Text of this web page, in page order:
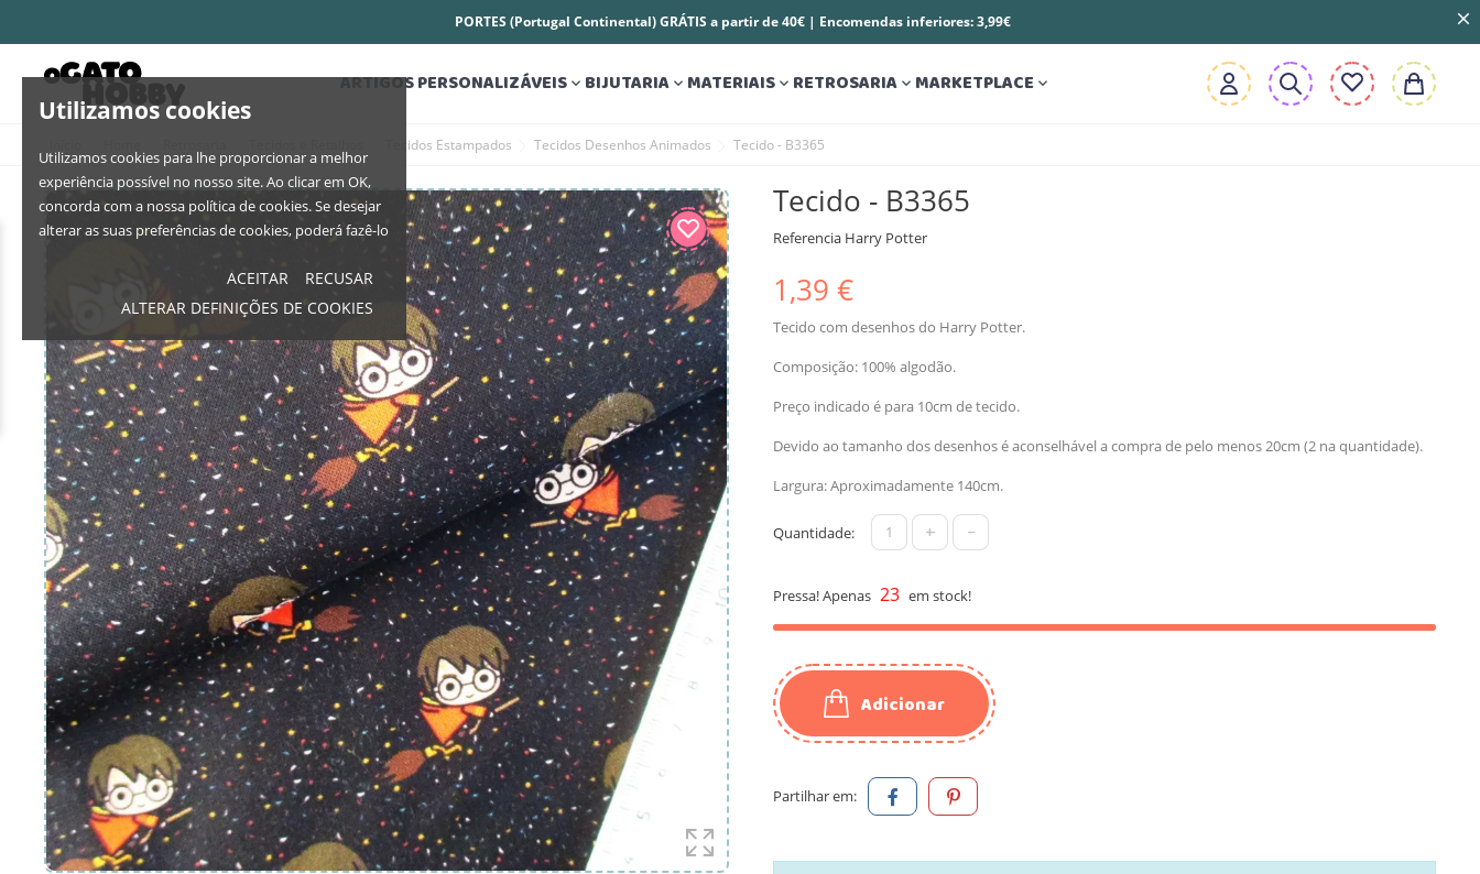
Utilizamos cookies
Utilizamos cookies para lhe proporcionar a melhor
experiência possível no nosso site. Ao clicar em OK,
concorda com a nossa política de cookies. Se desejar
alterar as suas preferências de cookies, poderá fazê-lo
ACEITAR
RECUSAR
ALTERAR DEFINIÇÕES DE COOKIES
PORTES (Portugal Continental) GRÁTIS a partir de 40€ | Encomendas inferiores: 3,99€
ARTIGOS PERSONALIZÁVEIS BIJUTARIA MATERIAIS RETROSARIA MARKETPLACE 
Tecidos Estampados Tecidos Desenhos Animados Tecido - B3365
Tecido - B3365
Referencia Harry Potter
1,39 €
Tecido com desenhos do Harry Potter.
Composição: 100% algodão.
Preço indicado é para 10cm de tecido.
Devido ao tamanho dos desenhos é aconselhável a compra de pelo menos 20cm (2 na quantidade).
Largura: Aproximadamente 140cm.
Quantidade: + -
Pressa! Apenas 23 em stock!
Adicionar
Partilhar em: